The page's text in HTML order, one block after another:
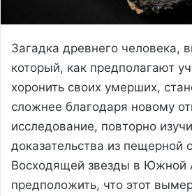
Загадка древнего человека,
который, как предполагают
хоронить своих умерших,
сложнее благодаря новому
исследование, повторно
доказательства из пещерной
Восходящей звезды в Южной
предположить, что этот